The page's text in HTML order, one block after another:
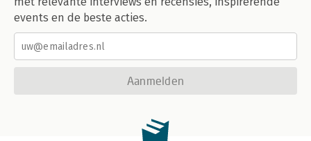
events en de beste acties.
Aanmelden